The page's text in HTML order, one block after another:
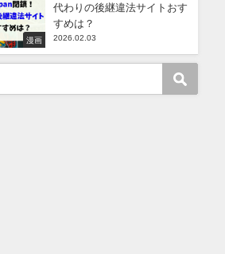
漫画
代わりの後継違法サイトおす
すめは？
2026.02.03